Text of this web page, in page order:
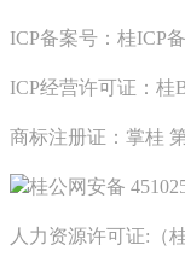
ICP备案号：桂ICP
ICP经营许可证：桂
商标注册证：掌桂
桂公网安备
人力资源许可证:（